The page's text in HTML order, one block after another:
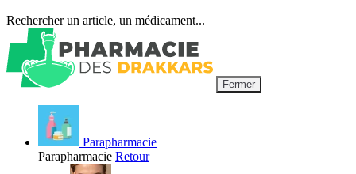
Rechercher un article, un médicament...
Fermer
Parapharmacie
Parapharmacie Retour